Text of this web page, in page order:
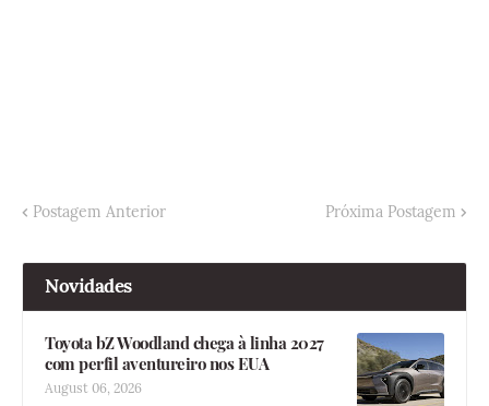
Postagem Anterior Próxima Postagem
Novidades
Toyota bZ Woodland chega à linha 2027
com perfil aventureiro nos EUA
August 06, 2026